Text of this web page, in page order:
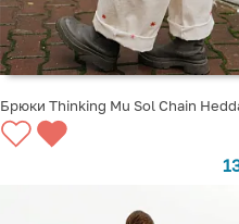
ВЫБРАТЬ ВАРИАНТЫ
Брюки Thinking Mu Sol Chain